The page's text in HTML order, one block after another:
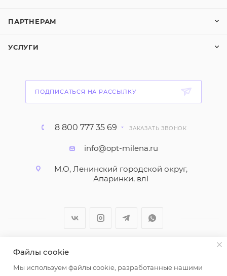
ПАРТНЕРАМ
УСЛУГИ
ПОДПИСАТЬСЯ НА РАССЫЛКУ
8 800 777 35 69 ЗАКАЗАТЬ ЗВОНОК
info@opt-milena.ru
М.О, Ленинский городской округ,
Апаринки, вл1
2026 © ООО "Вайт Текстиль групп"
Любая информация на сайте носит справочный
Файлы cookie
Мы используем файлы cookie, разработанные нашими